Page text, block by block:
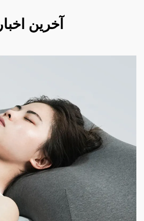
آخرین اخبار